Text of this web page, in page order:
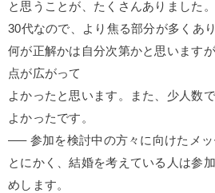
と思うことが、たくさんありました。
30代なので、より焦る部分が多くあり
何が正解かは自分次第かと思います
点が広がって
よかったと思います。また、少人数
よかったです。
—– 参加を検討中の方々に向けたメ
とにかく、結婚を考えている人は参
めします。